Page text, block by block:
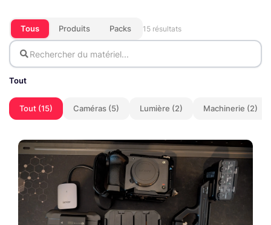
Tous Produits Packs 15 résultats
Tout
Tout (15) Caméras (5) Lumière (2) Machinerie (2)